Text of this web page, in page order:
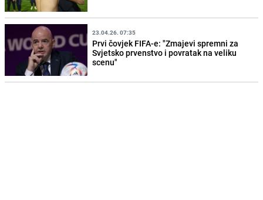
23.04.26. 07:35
Prvi čovjek FIFA-e: "Zmajevi spremni za
Svjetsko prvenstvo i povratak na veliku
scenu"